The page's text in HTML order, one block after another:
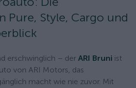
Pure, Style, Cargo und
erschwinglich – der ARI Bruni ist
von ARI Motors, das
macht wie nie zuvor. Mit